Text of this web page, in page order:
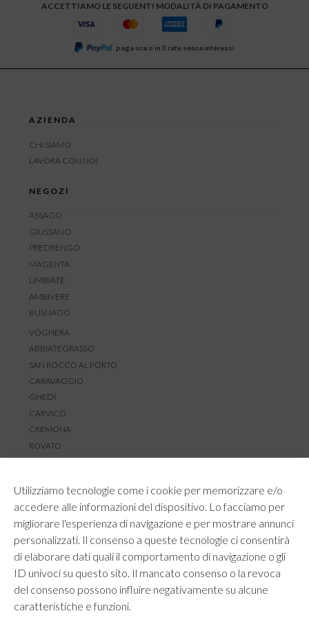
Utilizziamo tecnologie come i cookie per memorizzare e/o
accedere alle informazioni del dispositivo. Lo facciamo per
migliorare l'esperienza di navigazione e per mostrare annunci
personalizzati. Il consenso a queste tecnologie ci consentirà
di elaborare dati quali il comportamento di navigazione o gli
ID univoci su questo sito. Il mancato consenso o la revoca
del consenso possono influire negativamente su alcune
caratteristiche e funzioni.
ACCETTIAMO LE SEGUENTI MODALITÀ DI PAGAMENTO
paga ora o in 3 rate senza interessi
AZIENDA
CHI SIAMO
LAVORA CON NOI
NEGOZI
ASSAGO
GIUSSANO
PREDRENGO
MAGENTA
LIMBIATE
AMBIVERE
BUSNAGO
VOGHERA
ABBIATEGRASSO
SAN ROCCO AL PORTO
CARAVAGGIO
GHEDI
CARVICO
CREMONA
ROVATO
RESI E RIMBORSI
REGOLAMENTO LOYALTY
CONTATTACI